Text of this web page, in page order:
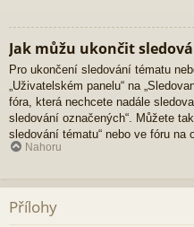
Jak můžu ukončit
Pro ukončení sledování tématu
„Uživatelském panelu“ na
fóra, která nechcete nadále
sledování označených“. Můžete
sledování tématu“ nebo ve fóru na
Nahoru
Přílohy